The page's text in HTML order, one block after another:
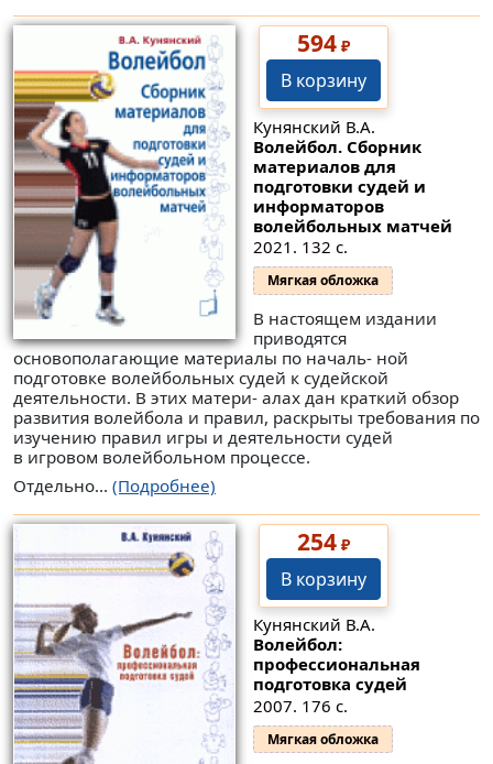
594₽
В корзину
Кунянский В.А.
Волейбол. Сборник
материалов для
подготовки судей и
информаторов
волейбольных матчей
2021. 132 с.
Мягкая обложка
В настоящем издании
приводятся
основополагающие материалы по началь- ной
подготовке волейбольных судей к судейской
деятельности. В этих матери- алах дан краткий обзор
развития волейбола и правил, раскрыты требования по
изучению правил игры и деятельности судей
в игровом волейбольном процессе.
Отдельно... (Подробнее)
254₽
В корзину
Кунянский В.А.
Волейбол:
профессиональная
подготовка судей
2007. 176 с.
Мягкая обложка